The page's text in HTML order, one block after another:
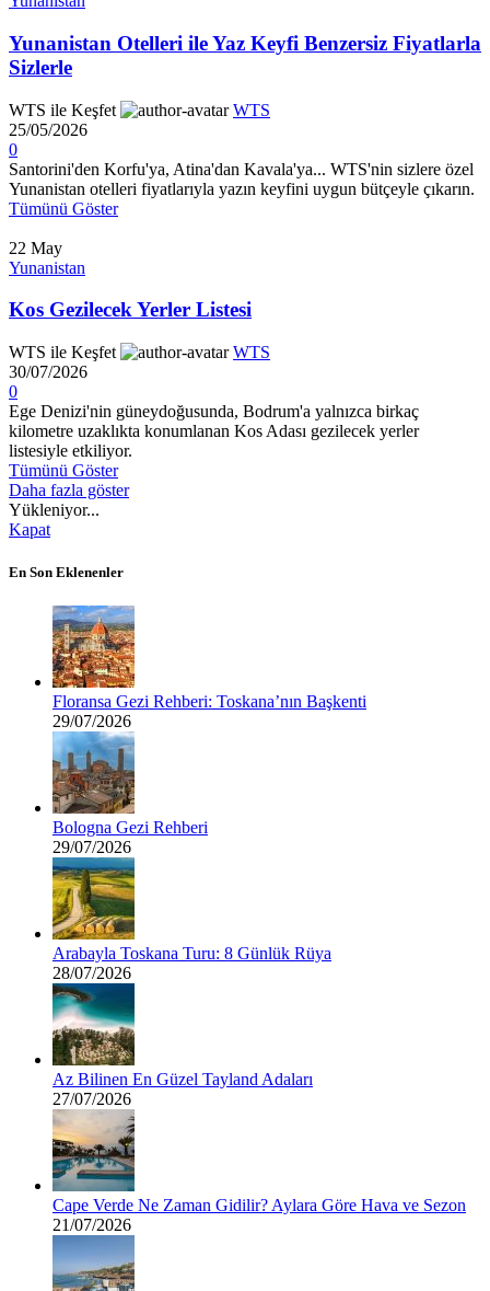
Yunanistan Otelleri ile Yaz Keyfi Benzersiz Fiyatlarla
Sizlerle
WTS ile Keşfet
WTS
25/05/2026
0
Santorini'den Korfu'ya, Atina'dan Kavala'ya... WTS'nin sizlere özel
Yunanistan otelleri fiyatlarıyla yazın keyfini uygun bütçeyle çıkarın.
Tümünü Göster
22 May
Yunanistan
Kos Gezilecek Yerler Listesi
WTS ile Keşfet
WTS
30/07/2026
0
Ege Denizi'nin güneydoğusunda, Bodrum'a yalnızca birkaç
kilometre uzaklıkta konumlanan Kos Adası gezilecek yerler
listesiyle etkiliyor.
Tümünü Göster
Daha fazla göster
Yükleniyor...
Kapat
En Son Eklenenler
Floransa Gezi Rehberi: Toskana’nın Başkenti
29/07/2026
Bologna Gezi Rehberi
29/07/2026
Arabayla Toskana Turu: 8 Günlük Rüya
28/07/2026
Az Bilinen En Güzel Tayland Adaları
27/07/2026
Cape Verde Ne Zaman Gidilir? Aylara Göre Hava ve Sezon
21/07/2026